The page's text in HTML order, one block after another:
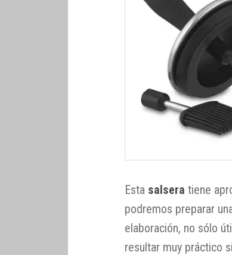
Esta salsera tiene
podremos preparar
elaboración, no sólo
resultar muy práctico